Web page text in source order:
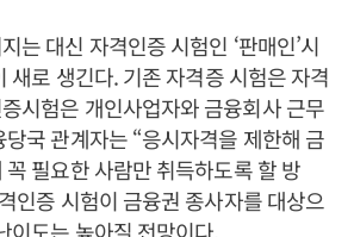
는 대신 자격인증 시험인 ‘판매인’시
새로 생긴다. 기존 자격증 시험은 자격
시험은 개인사업자와 금융회사 근무
국 관계자는 “응시자격을 제한해 금
필요한 사람만 취득하도록 할 방
인증 시험이 금융권 종사자를 대상으